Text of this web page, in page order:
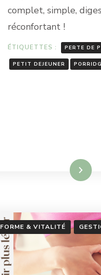
complet, simple,
réconfortant !
ÉTIQUETTES : PERTE DE
PETIT DEJEUNER
Lire la suite
FORME & VITALITÉ